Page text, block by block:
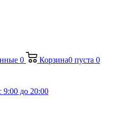
0 Корзина0 пуста 0
9:00 до 20:00